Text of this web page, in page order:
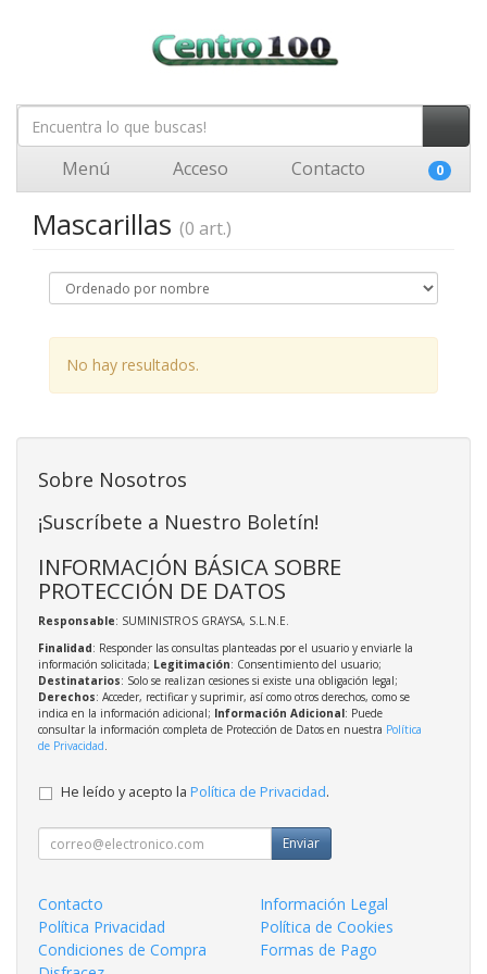
Menú Acceso Contacto 0
Mascarillas (0 art.)
No hay resultados.
Sobre Nosotros
¡Suscríbete a Nuestro Boletín!
INFORMACIÓN BÁSICA SOBRE
PROTECCIÓN DE DATOS
Responsable: SUMINISTROS GRAYSA, S.L.N.E.
Finalidad: Responder las consultas planteadas por el usuario y enviarle la
información solicitada; Legitimación: Consentimiento del usuario;
Destinatarios: Solo se realizan cesiones si existe una obligación legal;
Derechos: Acceder, rectificar y suprimir, así como otros derechos, como se
indica en la información adicional; Información Adicional: Puede
consultar la información completa de Protección de Datos en nuestra Política
de Privacidad.
He leído y acepto la Política de Privacidad.
Enviar
Contacto
Información Legal
Política Privacidad
Política de Cookies
Condiciones de Compra
Formas de Pago